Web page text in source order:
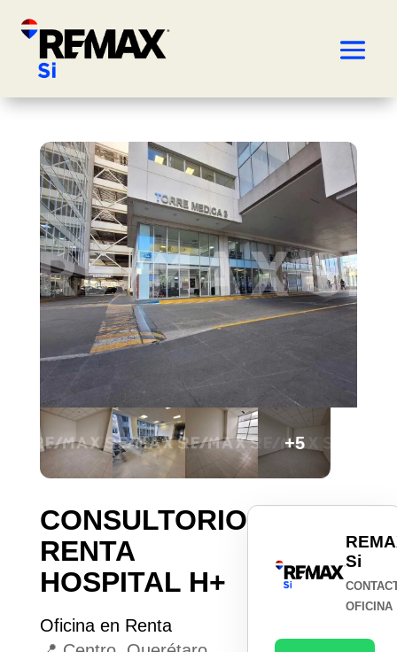
+5
CONSULTORIO
RENTA
HOSPITAL H+
Oficina en Renta
Si
OFICINA